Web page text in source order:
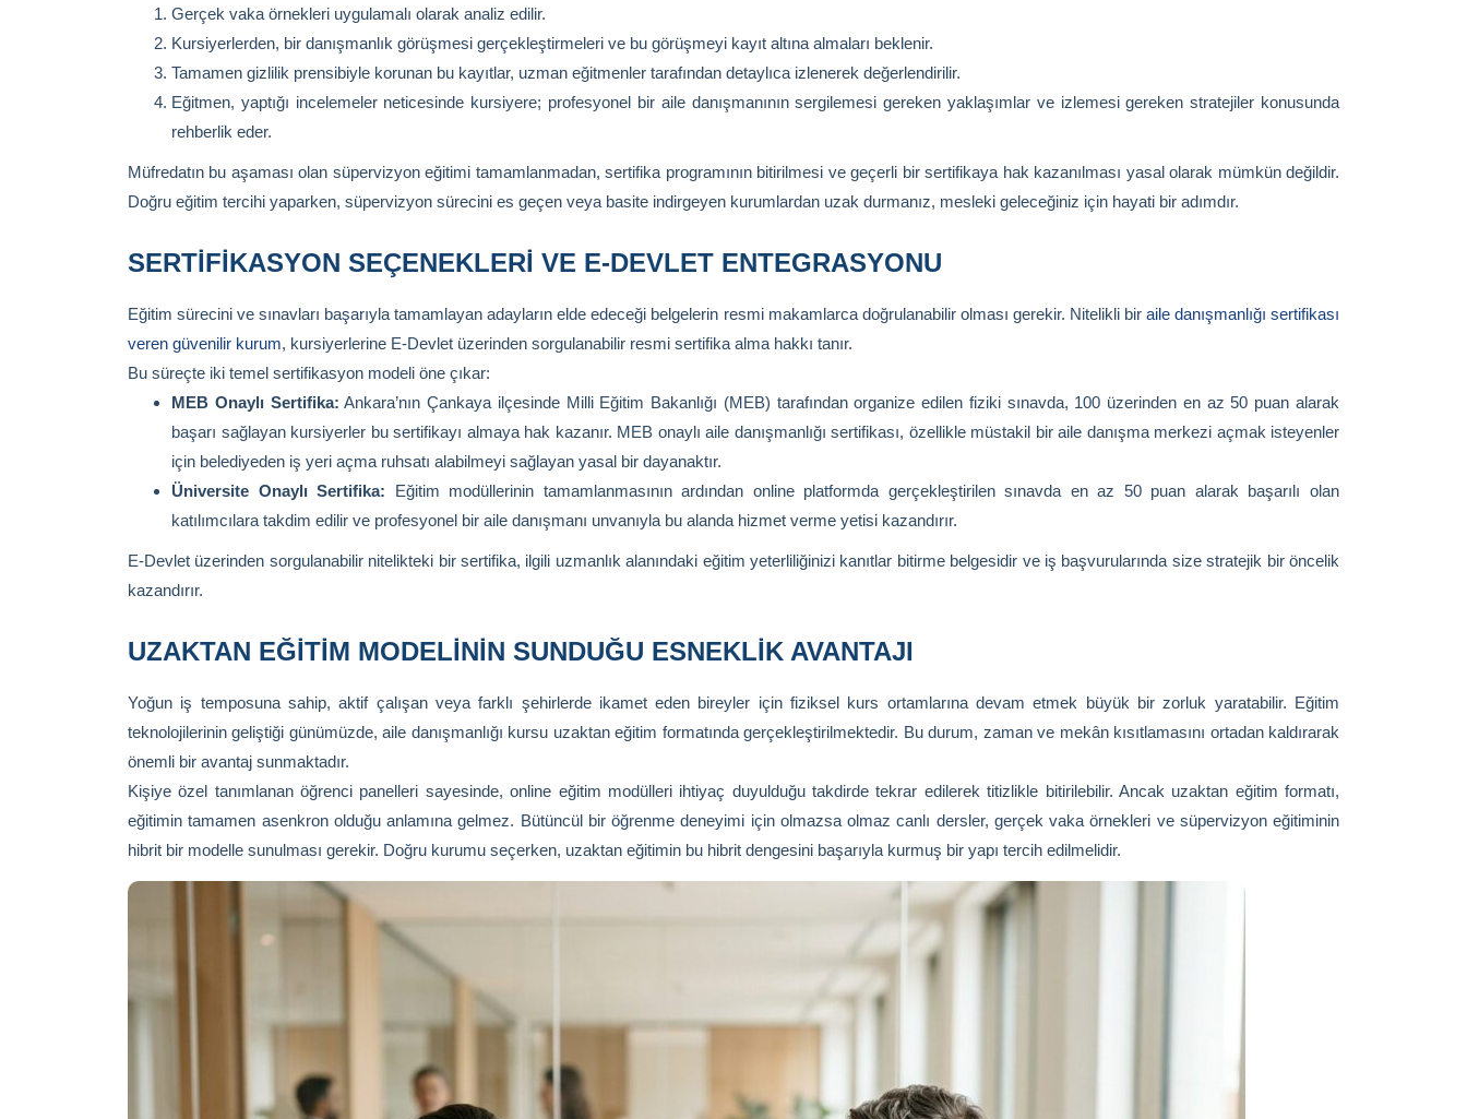
Gerçek vaka örnekleri uygulamalı olarak analiz edilir.
Kursiyerlerden, bir danışmanlık görüşmesi gerçekleştirmeleri ve bu görüşmeyi kayıt altına almaları beklenir.
Tamamen gizlilik prensibiyle korunan bu kayıtlar, uzman eğitmenler tarafından detaylıca izlenerek değerlendirilir.
Eğitmen, yaptığı incelemeler neticesinde kursiyere; profesyonel bir aile danışmanının sergilemesi gereken yaklaşımlar ve izlemesi gereken stratejiler konusunda
rehberlik eder.
Müfredatın bu aşaması olan süpervizyon eğitimi tamamlanmadan, sertifika programının bitirilmesi ve geçerli bir sertifikaya hak kazanılması yasal olarak mümkün değildir.
Doğru eğitim tercihi yaparken, süpervizyon sürecini es geçen veya basite indirgeyen kurumlardan uzak durmanız, mesleki geleceğiniz için hayati bir adımdır.
SERTIFIKASYON SEÇENEKLERI VE E-DEVLET ENTEGRASYONU
Eğitim sürecini ve sınavları başarıyla tamamlayan adayların elde edeceği belgelerin resmi makamlarca doğrulanabilir olması gerekir. Nitelikli bir aile danışmanlığı sertifikası
veren güvenilir kurum, kursiyerlerine E-Devlet üzerinden sorgulanabilir resmi sertifika alma hakkı tanır.
Bu süreçte iki temel sertifikasyon modeli öne çıkar:
MEB Onaylı Sertifika: Ankara’nın Çankaya ilçesinde Milli Eğitim Bakanlığı (MEB) tarafından organize edilen fiziki sınavda, 100 üzerinden en az 50 puan alarak
başarı sağlayan kursiyerler bu sertifikayı almaya hak kazanır. MEB onaylı aile danışmanlığı sertifikası, özellikle müstakil bir aile danışma merkezi açmak isteyenler
için belediyeden iş yeri açma ruhsatı alabilmeyi sağlayan yasal bir dayanaktır.
Üniversite Onaylı Sertifika: Eğitim modüllerinin tamamlanmasının ardından online platformda gerçekleştirilen sınavda en az 50 puan alarak başarılı olan
katılımcılara takdim edilir ve profesyonel bir aile danışmanı unvanıyla bu alanda hizmet verme yetisi kazandırır.
E-Devlet üzerinden sorgulanabilir nitelikteki bir sertifika, ilgili uzmanlık alanındaki eğitim yeterliliğinizi kanıtlar bitirme belgesidir ve iş başvurularında size stratejik bir öncelik
kazandırır.
UZAKTAN EĞITIM MODELININ SUNDUĞU ESNEKLIK AVANTAJI
Yoğun iş temposuna sahip, aktif çalışan veya farklı şehirlerde ikamet eden bireyler için fiziksel kurs ortamlarına devam etmek büyük bir zorluk yaratabilir. Eğitim
teknolojilerinin geliştiği günümüzde, aile danışmanlığı kursu uzaktan eğitim formatında gerçekleştirilmektedir. Bu durum, zaman ve mekân kısıtlamasını ortadan kaldırarak
önemli bir avantaj sunmaktadır.
Kişiye özel tanımlanan öğrenci panelleri sayesinde, online eğitim modülleri ihtiyaç duyulduğu takdirde tekrar edilerek titizlikle bitirilebilir. Ancak uzaktan eğitim formatı,
eğitimin tamamen asenkron olduğu anlamına gelmez. Bütüncül bir öğrenme deneyimi için olmazsa olmaz canlı dersler, gerçek vaka örnekleri ve süpervizyon eğitiminin
hibrit bir modelle sunulması gerekir. Doğru kurumu seçerken, uzaktan eğitimin bu hibrit dengesini başarıyla kurmuş bir yapı tercih edilmelidir.